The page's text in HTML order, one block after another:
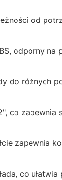
od
odporny na
do różnych
co zapewnia
zapewnia
co